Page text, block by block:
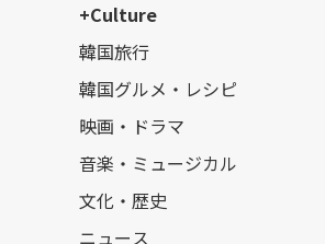
+Culture
韓国旅行
韓国グルメ・レシピ
映画・ドラマ
音楽・ミュージカル
文化・歴史
ニュース